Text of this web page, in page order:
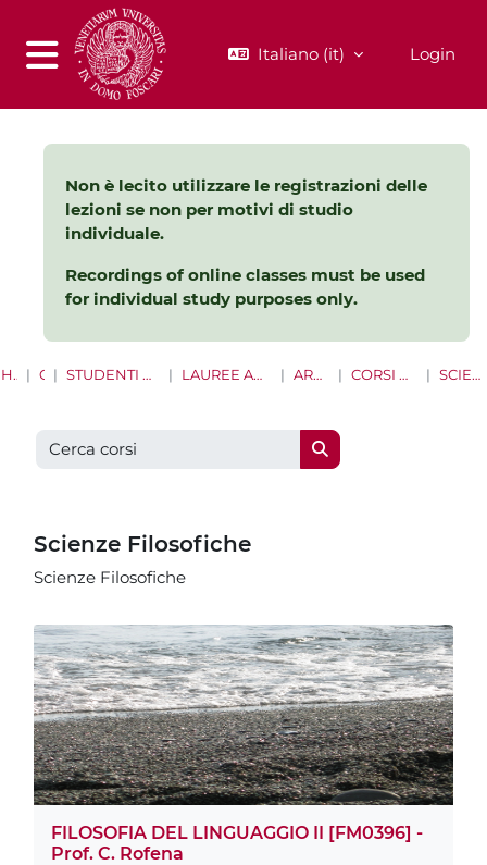
Vai al contenuto principale
Pannello laterale
Italiano ‎(it)‎ Login
Non è lecito utilizzare le registrazioni delle
lezioni se non per motivi di studio
individuale.
Recordings of online classes must be used
for individual study purposes only.
HOME CORSI STUDENTI LAUREE E LAUREE MAGISTRALI LAUREE ANNI ACCADEMICI PRECEDENTI AREA UMANISTICA CORSI DI LAUREA MAGISTRALE SCIENZE FILOSOFICHE
Cerca corsi
Cerca corsi
Scienze Filosofiche
Scienze Filosofiche
FILOSOFIA DEL LINGUAGGIO II [FM0396] -
Prof. C. Rofena